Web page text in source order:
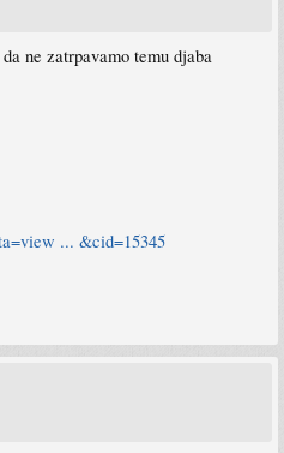
ne zatrpavamo temu djaba
... &cid=15345